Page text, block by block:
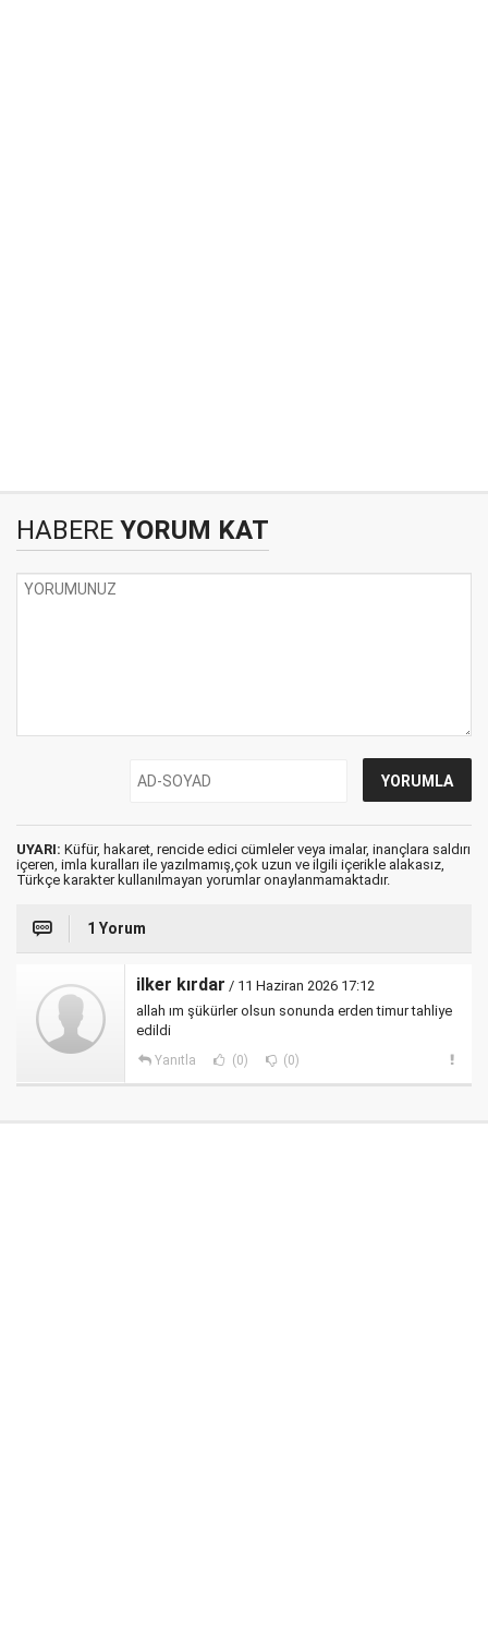
HABERE YORUM KAT
UYARI: Küfür, hakaret, rencide edici cümleler veya imalar, inançlara saldırı
içeren, imla kuralları ile yazılmamış,çok uzun ve ilgili içerikle alakasız,
Türkçe karakter kullanılmayan yorumlar onaylanmamaktadır.
1 Yorum
ilker kırdar / 11 Haziran 2026 17:12
allah ım şükürler olsun sonunda erden timur tahliye
edildi
Yanıtla (0) (0)